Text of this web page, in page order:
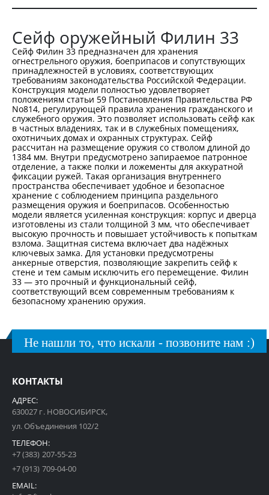
Сейф оружейный Филин 33
Сейф Филин 33 предназначен для хранения
огнестрельного оружия, боеприпасов и сопутствующих
принадлежностей в условиях, соответствующих
требованиям законодательства Российской Федерации.
Конструкция модели полностью удовлетворяет
положениям статьи 59 Постановления Правительства РФ
No814, регулирующей правила хранения гражданского и
служебного оружия. Это позволяет использовать сейф как
в частных владениях, так и в служебных помещениях,
охотничьих домах и охранных структурах. Сейф
рассчитан на размещение оружия со стволом длиной до
1384 мм. Внутри предусмотрено запираемое патронное
отделение, а также полки и ложементы для аккуратной
фиксации ружей. Такая организация внутреннего
пространства обеспечивает удобное и безопасное
хранение с соблюдением принципа раздельного
размещения оружия и боеприпасов. Особенностью
модели является усиленная конструкция: корпус и дверца
изготовлены из стали толщиной 3 мм, что обеспечивает
высокую прочность и повышает устойчивость к попыткам
взлома. Защитная система включает два надёжных
ключевых замка. Для установки предусмотрены
анкерные отверстия, позволяющие закрепить сейф к
стене и тем самым исключить его перемещение. Филин
33 — это прочный и функциональный сейф,
соответствующий всем современным требованиям к
безопасному хранению оружия.
Не нашли то, что искали - позвоните нам :)
КОНТАКТЫ
АДРЕС:
630027 г. НОВОСИБИРСК,
ул. Объединения 102/2
ТЕЛЕФОН:
+7 (383) 207-55-23
+7 (913) 709-04-00
EMAIL: